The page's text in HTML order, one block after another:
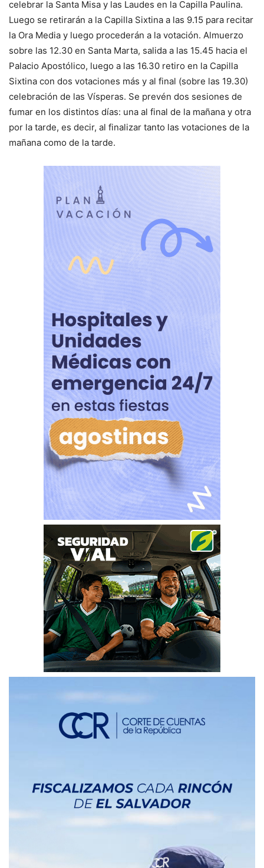
celebrar la Santa Misa y las Laudes en la Capilla Paulina.
Luego se retirarán a la Capilla Sixtina a las 9.15 para recitar
la Ora Media y luego procederán a la votación. Almuerzo
sobre las 12.30 en Santa Marta, salida a las 15.45 hacia el
Palacio Apostólico, luego a las 16.30 retiro en la Capilla
Sixtina con dos votaciones más y al final (sobre las 19.30)
celebración de las Vísperas. Se prevén dos sesiones de
fumar en los distintos días: una al final de la mañana y otra
por la tarde, es decir, al finalizar tanto las votaciones de la
mañana como de la tarde.